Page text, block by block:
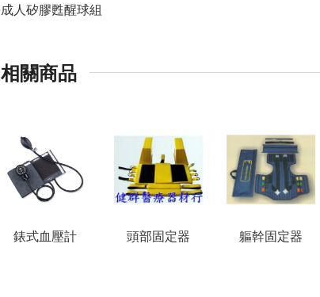
成人矽膠甦醒球組
相關商品
錶式血壓計 頭部固定器 軀幹固定器